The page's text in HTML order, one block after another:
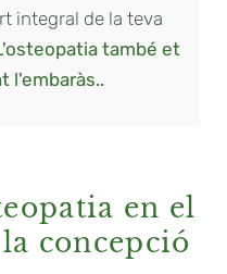
integral de la teva
també et
l'embaràs..
en el
concepció